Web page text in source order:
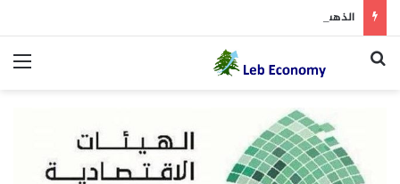
الذهب يسجل أقوى مكسب أسبوعي منذ 7 أشهر
بحث عن